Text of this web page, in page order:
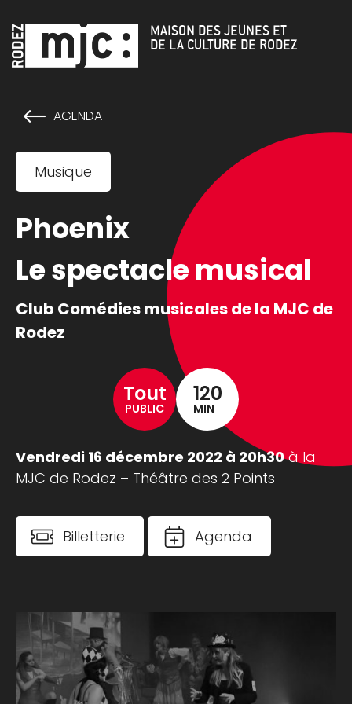
MAISON DES JEUNES ET
DE LA CULTURE DE RODEZ
AGENDA
Musique
Phoenix
Le spectacle musical
Club Comédies musicales de la MJC de
Rodez
Tout
PUBLIC
120
MIN
Vendredi 16 décembre 2022 à 20h30à la
MJC de Rodez – Théâtre des 2 Points
Billetterie Agenda